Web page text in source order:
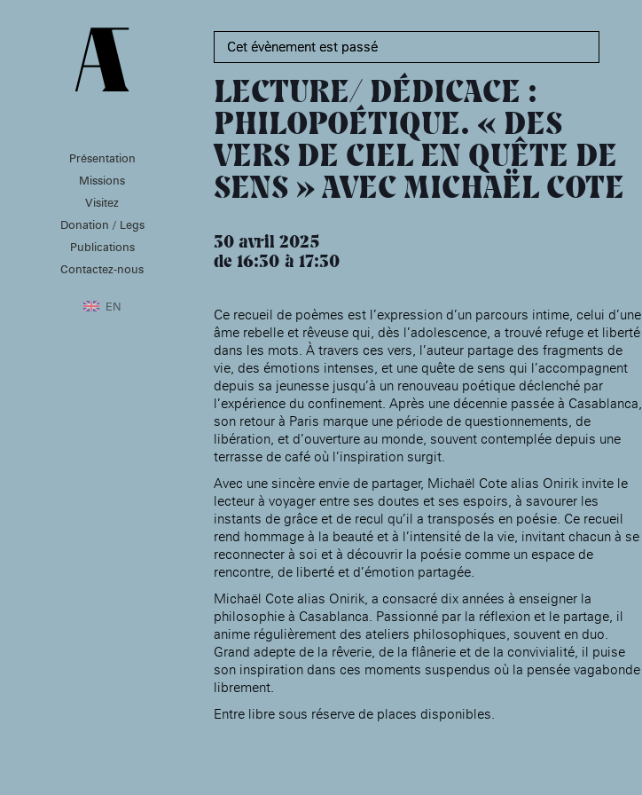
Cet évènement est passé
LECTURE/ DÉDICACE :
PHILOPOÉTIQUE. « DES
VERS DE CIEL EN QUÊTE DE
SENS » AVEC MICHAËL COTE
30 avril 2025
de 16:30
17:30
Ce recueil de poèmes est l’expression d’un parcours intime, celui d’une
âme rebelle et rêveuse qui, dès l’adolescence, a trouvé refuge et liberté
dans les mots. À travers ces vers, l’auteur partage des fragments de
vie, des émotions intenses, et une quête de sens qui l’accompagnent
depuis sa jeunesse jusqu’à un renouveau poétique déclenché par
l’expérience du confinement. Après une décennie passée à Casablanca,
son retour à Paris marque une période de questionnements, de
libération, et d’ouverture au monde, souvent contemplée depuis une
terrasse de café où l’inspiration surgit.
Avec une sincère envie de partager, Michaël Cote alias Onirik invite le
lecteur à voyager entre ses doutes et ses espoirs, à savourer les
instants de grâce et de recul qu’il a transposés en poésie. Ce recueil
rend hommage à la beauté et à l’intensité de la vie, invitant chacun à se
reconnecter à soi et à découvrir la poésie comme un espace de
rencontre, de liberté et d’émotion partagée.
Michaël Cote alias Onirik, a consacré dix années à enseigner la
philosophie à Casablanca. Passionné par la réflexion et le partage, il
anime régulièrement des ateliers philosophiques, souvent en duo.
Grand adepte de la rêverie, de la flânerie et de la convivialité, il puise
son inspiration dans ces moments suspendus où la pensée vagabonde
librement.
Entre libre sous réserve de places disponibles.
Présentation
PRÉSENTATION
Présentation de la
Histoire de la Fondation
des Artistes
Missions
MISSIONS
Soutenir les écoles d’art
Attribuer des ateliers
Diffuser dans son centre
française à l’international
Produire, dans la
résidence deMoly-
Sabata
Accompagner le grand
âge, à laMaison
nationale des artistes
(EHPAD)
Visitez
VISITEZ
MABA
MABA
Expositions passées
Événements à la MABA
Publics de la MABA
Infos pratiques
Fondation des Artistes
Maison nationale
des artistes , EHPAD
nationale
des artistes
Présentation
Expositions
Expositions passées
Accueil de la
Fondation des Artistes
Parc
À PARIS
Cabinet de curiosité et
Rotonde Balzac de l’Hôtel
Salomon de Rothschild
Jardin public de l’Hôtel
Salomon de Rothschild
Donation / Legs
Publications
Contactez-nous
EN